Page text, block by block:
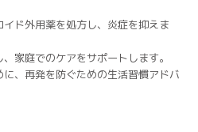
ド外用薬を処方し、炎症を抑えま
家庭でのケアをサポートします。
、再発を防ぐための生活習慣アドバ